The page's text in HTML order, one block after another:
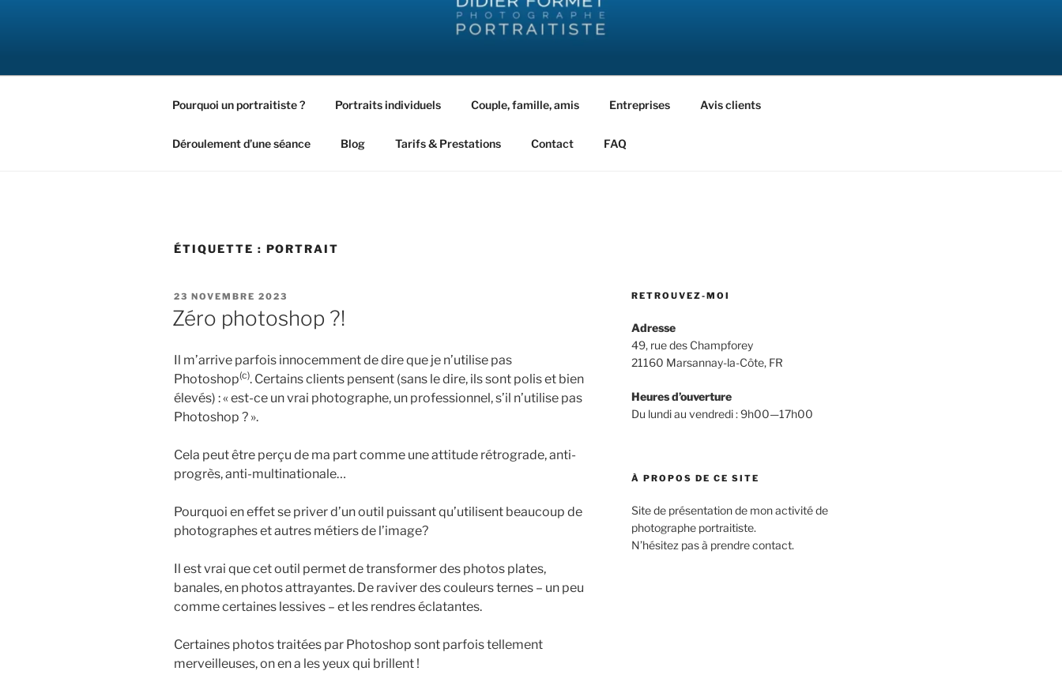
Pourquoi un portraitiste ? Portraits individuels Couple, famille, amis Entreprises Avis clients
Déroulement d’une séance Blog Tarifs & Prestations Contact FAQ
ÉTIQUETTE : PORTRAIT
PUBLIÉ
LE
23 NOVEMBRE 2023
Zéro photoshop ?!
Il m’arrive parfois innocemment de dire que je n’utilise pas
Photoshop(c). Certains clients pensent (sans le dire, ils sont polis et bien
élevés) : « est-ce un vrai photographe, un professionnel, s’il n’utilise pas
Photoshop ? ».
Cela peut être perçu de ma part comme une attitude rétrograde, anti-
progrès, anti-multinationale…
Pourquoi en effet se priver d’un outil puissant qu’utilisent beaucoup de
photographes et autres métiers de l’image?
Il est vrai que cet outil permet de transformer des photos plates,
banales, en photos attrayantes. De raviver des couleurs ternes – un peu
comme certaines lessives – et les rendres éclatantes.
Certaines photos traitées par Photoshop sont parfois tellement
merveilleuses, on en a les yeux qui brillent !
RETROUVEZ-MOI
Adresse
49, rue des Champforey
21160 Marsannay-la-Côte, FR
Heures d’ouverture
Du lundi au vendredi : 9h00—17h00
À PROPOS DE CE SITE
Site de présentation de mon activité de
photographe portraitiste.
N’hésitez pas à prendre contact.